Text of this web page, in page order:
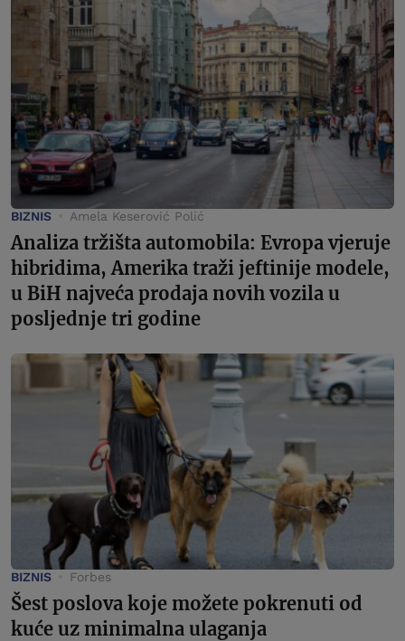
BIZNIS Amela Keserović Polić
Analiza tržišta automobila: Evropa vjeruje
hibridima, Amerika traži jeftinije modele,
u BiH najveća prodaja novih vozila u
posljednje tri godine
BIZNIS Forbes
Šest poslova koje možete pokrenuti od
kuće uz minimalna ulaganja